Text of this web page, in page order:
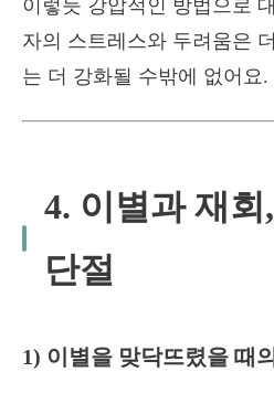
이렇듯 강압적인 방법으로
자의 스트레스와 두려움은
는 더 강화될 수밖에 없어요.
4. 이별과 재
단절
1) 이별을 맞닥뜨렸을 때